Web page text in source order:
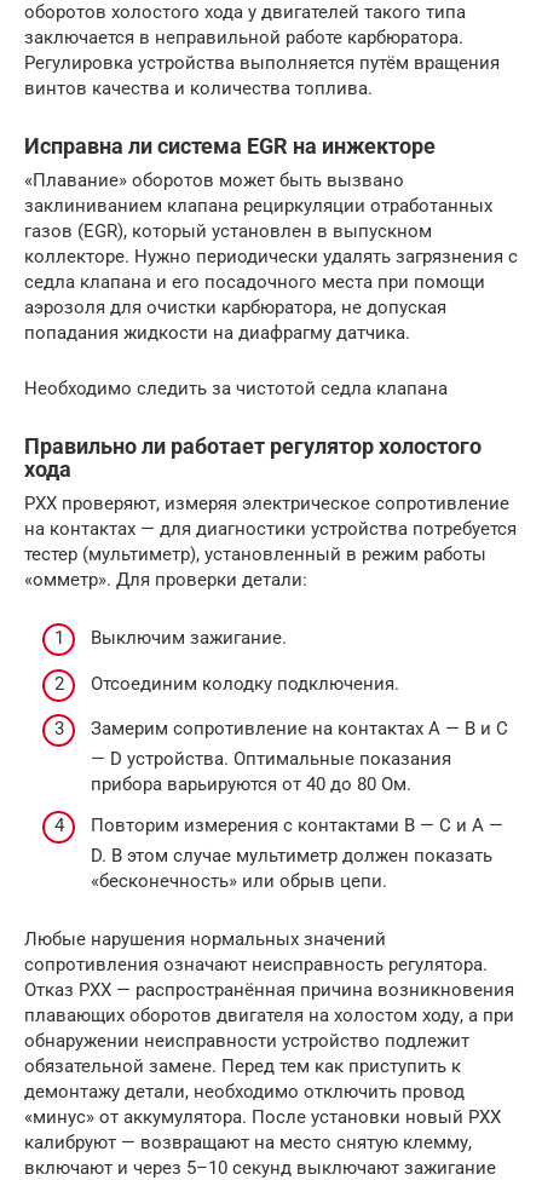
оборотов холостого хода у двигателей такого типа
заключается в неправильной работе карбюратора.
Регулировка устройства выполняется путём вращения
винтов качества и количества топлива.
Исправна ли система EGR на инжекторе
«Плавание» оборотов может быть вызвано
заклиниванием клапана рециркуляции отработанных
газов (EGR), который установлен в выпускном
коллекторе. Нужно периодически удалять загрязнения с
седла клапана и его посадочного места при помощи
аэрозоля для очистки карбюратора, не допуская
попадания жидкости на диафрагму датчика.
Необходимо следить за чистотой седла клапана
Правильно ли работает регулятор холостого
хода
РХХ проверяют, измеряя электрическое сопротивление
на контактах — для диагностики устройства потребуется
тестер (мультиметр), установленный в режим работы
«омметр». Для проверки детали:
Выключим зажигание.
Отсоединим колодку подключения.
Замерим сопротивление на контактах A — B и C
— D устройства. Оптимальные показания
прибора варьируются от 40 до 80 Ом.
Повторим измерения с контактами B — C и A —
D. В этом случае мультиметр должен показать
«бесконечность» или обрыв цепи.
Любые нарушения нормальных значений
сопротивления означают неисправность регулятора.
Отказ РХХ — распространённая причина возникновения
плавающих оборотов двигателя на холостом ходу, а при
обнаружении неисправности устройство подлежит
обязательной замене. Перед тем как приступить к
демонтажу детали, необходимо отключить провод
«минус» от аккумулятора. После установки новый РХХ
калибруют — возвращают на место снятую клемму,
включают и через 5–10 секунд выключают зажигание